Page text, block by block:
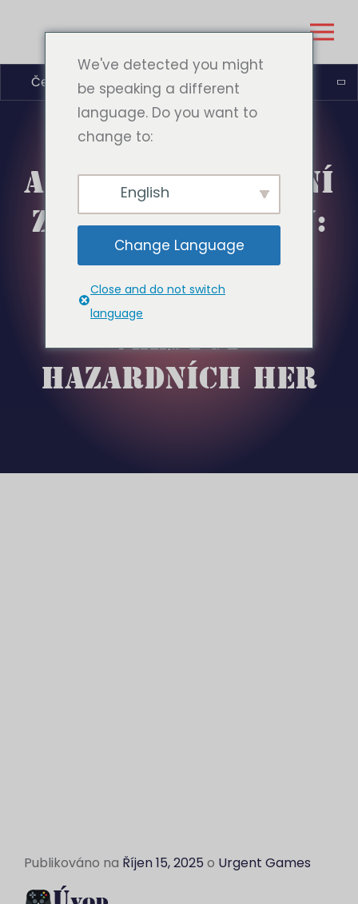
Čeština
API PRO ROZTOČENÍ
ZDARMA V KASINU:
POHONNÁ
JEDNOTKA PRO
VZESTUP
HAZARDNÍCH HER
Publikováno na Říjen 15, 2025 o Urgent Games
We've detected you might
be speaking a different
language. Do you want to
change to:
English
Change Language
Close and do not switch
language